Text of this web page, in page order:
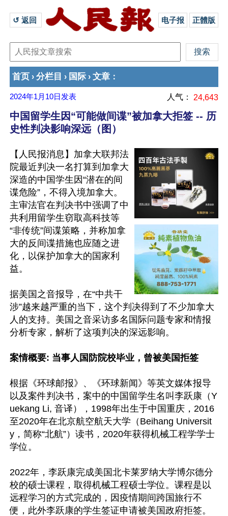
↺ 返回 电子报 正體版
首页 › 分栏目 › 国际 › 文章 ：
2024年1月10日 发表 人气： 24,643
中国留学生因“可能做间谍”被加拿大拒签 -- 历
史性判决影响深远（图）
【人民报消息】加拿大联邦法
院最近判决一名打算到加拿大
深造的中国学生因“潜在的间
谍危险”，不得入境加拿大。
主审法官在判决书中强调了中
共利用留学生窃取高科技等
“非传统”间谍策略，并称加拿
大的反间谍措施也应随之进
化，以保护加拿大的国家利
益。
据美国之音报导，在“中共干
涉”越来越严重的当下，这个判决得到了不少加拿大
人的支持。美国之音采访多名国际问题专家和情报
分析专家，解析了这项判决的深远影响。
案情概要: 当事人国防院校毕业，曾被美国拒签
根据《环球邮报》、《环球新闻》等英文媒体报导
以及案件判决书，案中的中国留学生名叫李跃康（Y
uekang Li, 音译），1998年出生于中国重庆，2016
至2020年在北京航空航天大学（Beihang Universit
y，简称“北航”）读书，2020年获得机械工程学学士
学位。
2022年，李跃康完成美国北卡莱罗纳大学博尔德分
校的硕士课程，取得机械工程硕士学位。课程是以
远程学习的方式完成的，因疫情期间跨国旅行不
便，此外李跃康的学生签证申请被美国政府拒签。